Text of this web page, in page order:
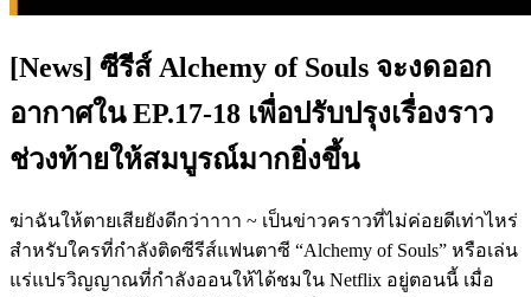
[News] ซีรีส์ Alchemy of Souls จะงดออก
อากาศใน EP.17-18 เพื่อปรับปรุงเรื่องราว
ช่วงท้ายให้สมบูรณ์มากยิ่งขึ้น
ฆ่าฉันให้ตายเสียยังดีกว่าาาา ~ เป็นข่าวคราวที่ไม่ค่อยดีเท่าไหร่
สำหรับใครที่กำลังติดซีรีส์แฟนตาซี “Alchemy of Souls” หรือเล่น
แร่แปรวิญญาณที่กำลังออนให้ได้ชมใน Netflix อยู่ตอนนี้ เมื่อ